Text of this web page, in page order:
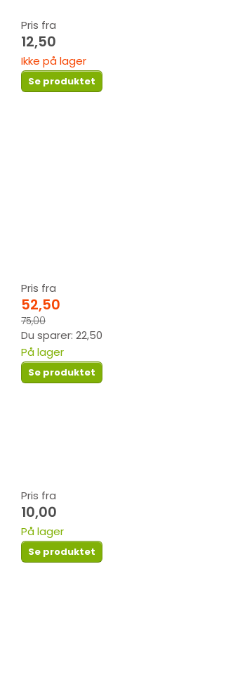
Pris fra
12,50
Ikke på lager
Se produktet
Pris fra
52,50
75,00
Du sparer: 22,50
På lager
Se produktet
Pris fra
10,00
På lager
Se produktet